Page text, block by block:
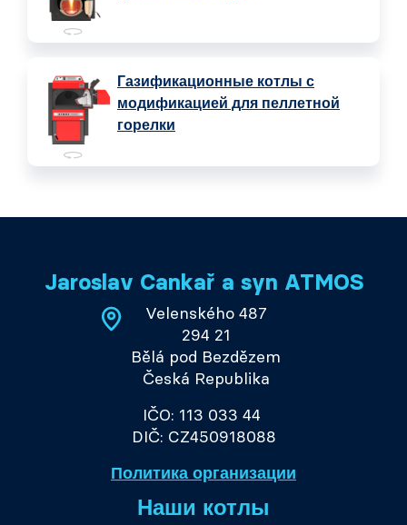
Газификационные котлы с
модификацией для пеллетной
горелки
Jaroslav Cankař a syn ATMOS
Velenského 487
294 21
Bělá pod Bezdězem
Česká Republika
IČO: 113 033 44
DIČ: CZ450918088
Политика организации
Наши котлы